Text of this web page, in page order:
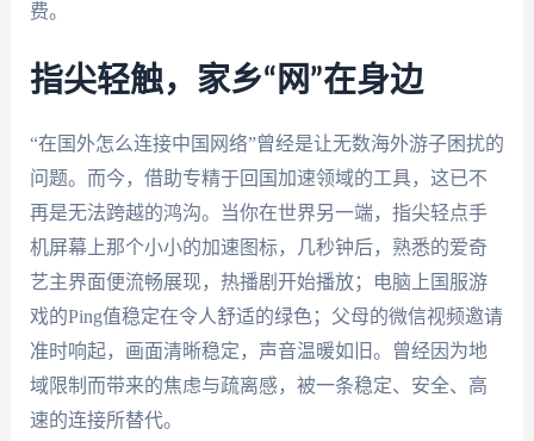
费。
指尖轻触，家乡“网”在身边
“在国外怎么连接中国网络”曾经是让无数海外游子困扰的
问题。而今，借助专精于回国加速领域的工具，这已不
再是无法跨越的鸿沟。当你在世界另一端，指尖轻点手
机屏幕上那个小小的加速图标，几秒钟后，熟悉的爱奇
艺主界面便流畅展现，热播剧开始播放；电脑上国服游
戏的Ping值稳定在令人舒适的绿色；父母的微信视频邀请
准时响起，画面清晰稳定，声音温暖如旧。曾经因为地
域限制而带来的焦虑与疏离感，被一条稳定、安全、高
速的连接所替代。